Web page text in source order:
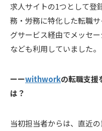
求人サイトの1つとして登
務・労務に特化した転職
グサービス経由でメッセ
なども利用していました。
ーーwithworkの転職支援
は？
当初担当者からは、直近